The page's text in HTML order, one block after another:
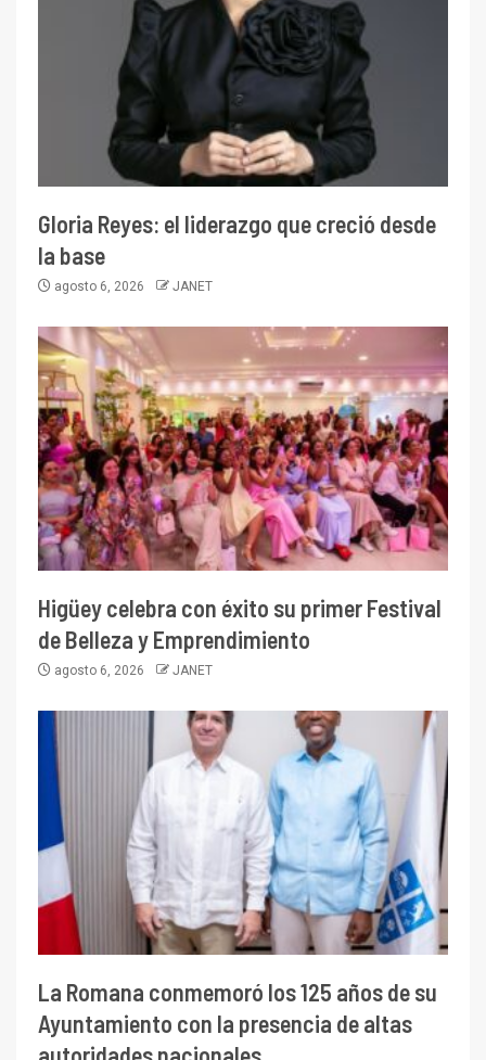
Gloria Reyes: el liderazgo que creció desde
la base
agosto 6, 2026 JANET
Higüey celebra con éxito su primer Festival
de Belleza y Emprendimiento
agosto 6, 2026 JANET
La Romana conmemoró los 125 años de su
Ayuntamiento con la presencia de altas
autoridades nacionales